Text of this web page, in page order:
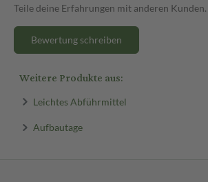
Teile deine Erfahrungen mit anderen Kunden.
Bewertung schreiben
Weitere Produkte aus:
Leichtes Abführmittel
Aufbautage